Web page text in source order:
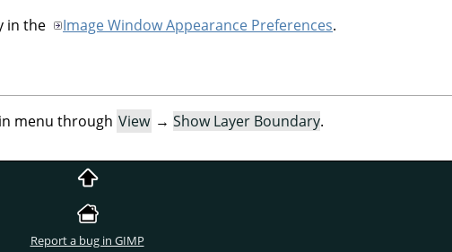
in the
Image Window Appearance Preferences.
menu through View → Show Layer Boundary.
Report a bug in GIMP